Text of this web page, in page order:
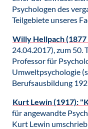
Psychologen des
Teilgebiete unseres
Willy Hellpach (1877
24.04.2017), zum 50.
Professor für
Umweltpsychologie
Berufsausbildung
Kurt Lewin (1917):
für angewandte
Kurt Lewin